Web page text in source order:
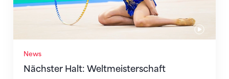
News
Nächster Halt: Weltmeisterschaft